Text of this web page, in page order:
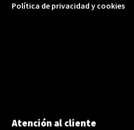
Política de privacidad y cookies
Atención al cliente